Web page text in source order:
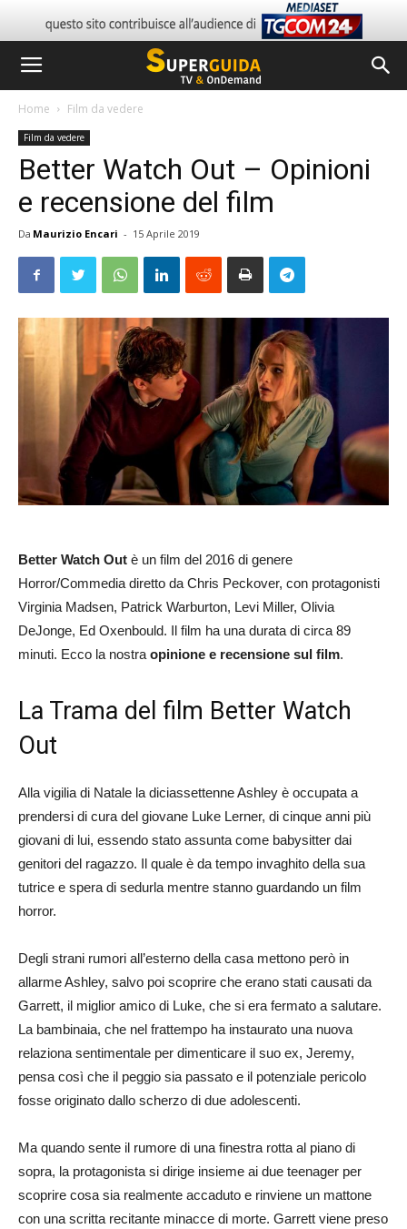
Home Film da vedere
Film da vedere
Better Watch Out – Opinioni
e recensione del film
Da Maurizio Encari - 15 Aprile 2019
Better Watch Out è un film del 2016 di genere
Horror/Commedia diretto da Chris Peckover, con protagonisti
Virginia Madsen, Patrick Warburton, Levi Miller, Olivia
DeJonge, Ed Oxenbould. Il film ha una durata di circa 89
minuti. Ecco la nostra opinione e recensione sul film.
La Trama del film Better Watch
Out
Alla vigilia di Natale la diciassettenne Ashley è occupata a
prendersi di cura del giovane Luke Lerner, di cinque anni più
giovani di lui, essendo stato assunta come babysitter dai
genitori del ragazzo. Il quale è da tempo invaghito della sua
tutrice e spera di sedurla mentre stanno guardando un film
horror.
Degli strani rumori all’esterno della casa mettono però in
allarme Ashley, salvo poi scoprire che erano stati causati da
Garrett, il miglior amico di Luke, che si era fermato a salutare.
La bambinaia, che nel frattempo ha instaurato una nuova
relaziona sentimentale per dimenticare il suo ex, Jeremy,
pensa così che il peggio sia passato e il potenziale pericolo
fosse originato dallo scherzo di due adolescenti.
Ma quando sente il rumore di una finestra rotta al piano di
sopra, la protagonista si dirige insieme ai due teenager per
scoprire cosa sia realmente accaduto e rinviene un mattone
con una scritta recitante minacce di morte. Garrett viene preso